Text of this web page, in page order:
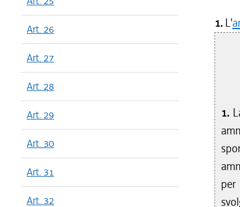
Art. 26
Art. 27
Art. 28
Art. 29
Art. 30
Art. 31
Art. 32
1. L'
1.